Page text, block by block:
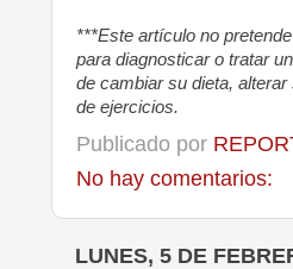
***Este artículo no
para diagnosticar o tratar
de cambiar su dieta,
de ejercicios.
Publicado por
No hay comentarios:
LUNES, 5 DE